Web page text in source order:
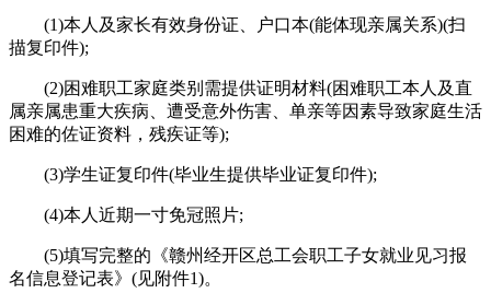
(1)本人及家长有效身份证、户口本(能体现亲属关系)(扫
描复印件);
(2)困难职工家庭类别需提供证明材料(困难职工本人及直
属亲属患重大疾病、遭受意外伤害、单亲等因素导致家庭生活
困难的佐证资料，残疾证等);
(3)学生证复印件(毕业生提供毕业证复印件);
(4)本人近期一寸免冠照片;
(5)填写完整的《赣州经开区总工会职工子女就业见习报
名信息登记表》(见附件1)。